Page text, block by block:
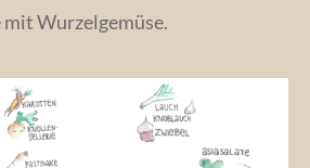
Wurzelgemüse.